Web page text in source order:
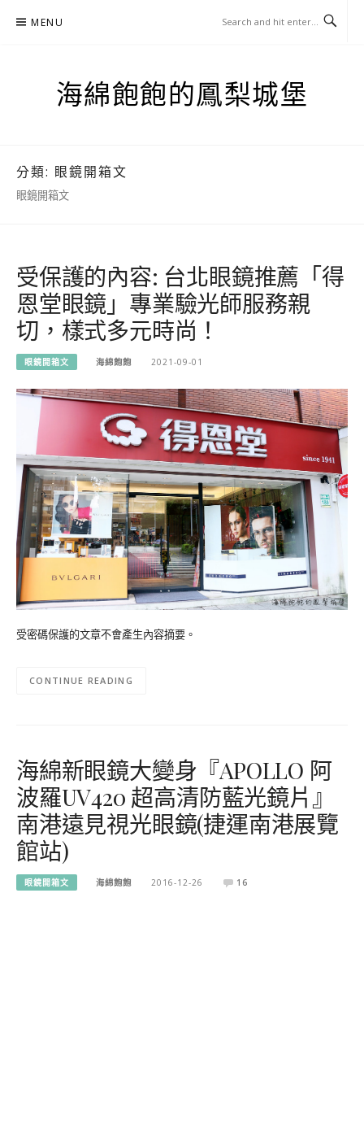
MENU
海綿飽飽的鳳梨城堡
分類: 眼鏡開箱文
眼鏡開箱文
受保護的內容: 台北眼鏡推薦「得
恩堂眼鏡」專業驗光師服務親
切，樣式多元時尚！
眼鏡開箱文 海綿飽飽 2021-09-01
受密碼保護的文章不會產生內容摘要。
CONTINUE READING
海綿新眼鏡大變身『APOLLO 阿
波羅UV420 超高清防藍光鏡片』
南港遠見視光眼鏡(捷運南港展覽
館站)
眼鏡開箱文 海綿飽飽 2016-12-26 16